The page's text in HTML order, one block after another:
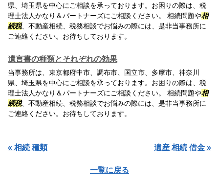
県、埼玉県を中心にご相談を承っております。お困りの際は、税
理士法人かなり＆パートナーズにご相談ください。 相続問題や相
続税、不動産相続、税務相談でお悩みの際には、是非当事務所に
ご連絡ください。お待ちしております。
遺言書の種類とそれぞれの効果
当事務所は、東京都府中市、調布市、国立市、多摩市、神奈川
県、埼玉県を中心にご相談を承っております。お困りの際は、税
理士法人かなり＆パートナーズにご相談ください。 相続問題や相
続税、不動産相続、税務相談でお悩みの際には、是非当事務所に
ご連絡ください。お待ちしております。
« 相続 種類 遺産 相続 借金 »
一覧に戻る